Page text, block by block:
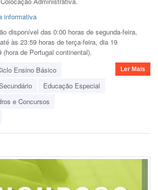
informativa
disponível das 0:00 horas de segunda-feira,
às 23:59 horas de terça-feira, dia 19
(hora de Portugal continental).
Ensino Básico
Educação Especial
e Concursos
Ler Mais